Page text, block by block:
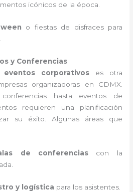
icónicos de la época.
o fiestas de disfraces para
y Conferencias
corporativoses otra
organizadoras en CDMX.
hasta eventos de
requieren una planificación
su éxito. Algunas áreas que
de conferencias con la
y logística para los asistentes.